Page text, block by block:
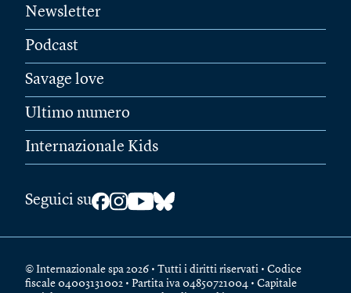
Newsletter
Podcast
Savage love
Ultimo numero
Internazionale Kids
Seguici su
© Internazionale spa 2026 • Tutti i diritti riservati • Codice
fiscale 04003131002 • Partita iva 04850721004 • Capitale